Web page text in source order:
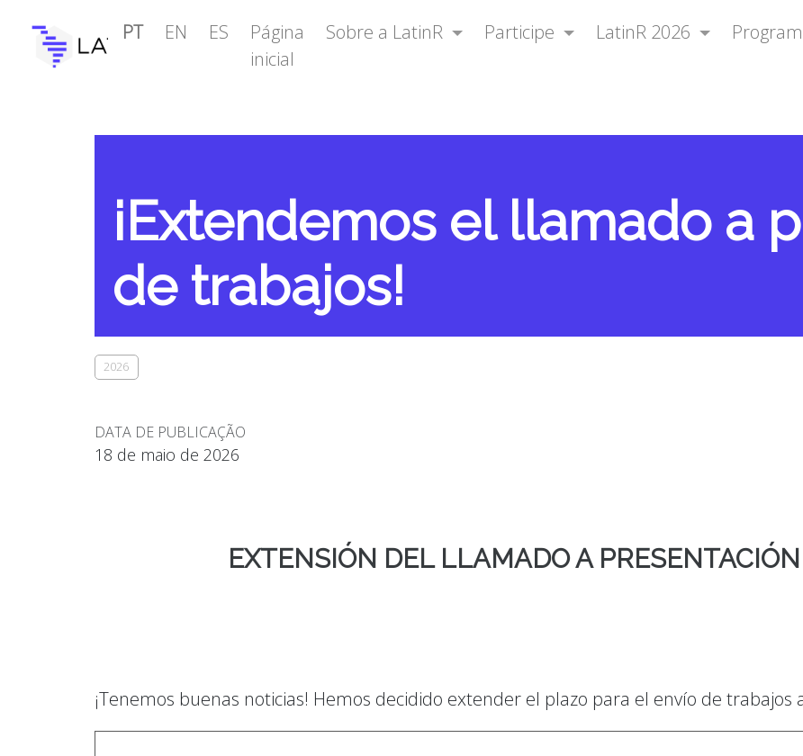
PT EN ES
Página
inicial
Sobre a LatinR Participe LatinR 2026
¡Extendemos el llamado a
de trabajos!
2026
DATA DE PUBLICAÇÃO
18 de maio de 2026
EXTENSIÓN DEL LLAMADO A
¡Tenemos buenas noticias! Hemos decidido extender el plazo para el envío de trabajos